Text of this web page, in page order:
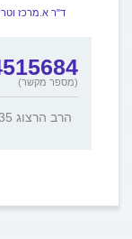
ד"ר א.מרכז
(מספר מקשר)
הרב הרצוג 35, ירושלים